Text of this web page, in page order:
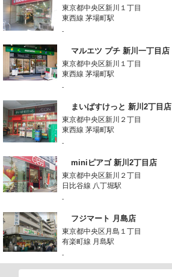
東京都中央区新川１丁目
東西線 茅場町駅
-
マルエツ プチ 新川一丁目店
東京都中央区新川１丁目
東西線 茅場町駅
-
まいばすけっと 新川2丁目店
東京都中央区新川２丁目
東西線 茅場町駅
-
miniピアゴ 新川2丁目店
東京都中央区新川２丁目
日比谷線 八丁堀駅
-
フジマート 月島店
東京都中央区月島１丁目
有楽町線 月島駅
-